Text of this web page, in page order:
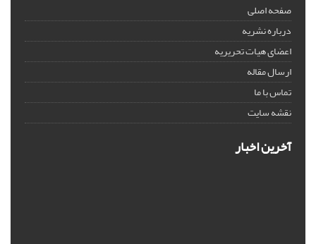
صفحه اصلی
درباره نشریه
اعضای هیات تحریریه
ارسال مقاله
تماس با ما
نقشه سایت
آخرین اخبار